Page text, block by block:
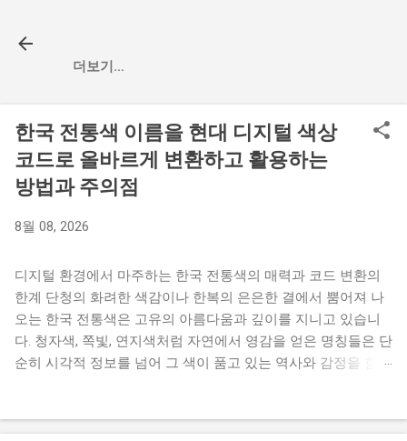
더보기…
한국 전통색 이름을 현대 디지털 색상
코드로 올바르게 변환하고 활용하는
방법과 주의점
8월 08, 2026
디지털 환경에서 마주하는 한국 전통색의 매력과 코드 변환의
한계 단청의 화려한 색감이나 한복의 은은한 결에서 뿜어져 나
오는 한국 전통색은 고유의 아름다움과 깊이를 지니고 있습니
다. 청자색, 쪽빛, 연지색처럼 자연에서 영감을 얻은 명칭들은 단
순히 시각적 정보를 넘어 그 색이 품고 있는 역사와 감정을 함께